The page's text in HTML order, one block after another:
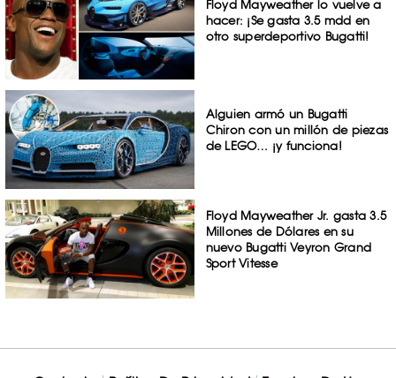
Floyd Mayweather lo vuelve a
hacer: ¡Se gasta 3.5 mdd en
otro superdeportivo Bugatti!
Alguien armó un Bugatti
Chiron con un millón de piezas
de LEGO… ¡y funciona!
Floyd Mayweather Jr. gasta 3.5
Millones de Dólares en su
nuevo Bugatti Veyron Grand
Sport Vitesse